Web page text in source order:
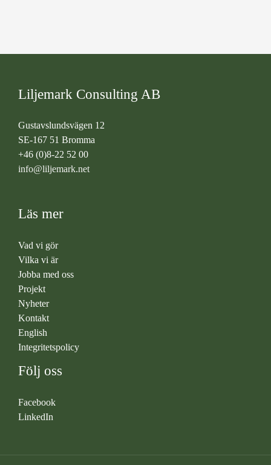
Liljemark Consulting AB
Gustavslundsvägen 12
SE-167 51 Bromma
+46 (0)8-22 52 00
info@liljemark.net
Läs mer
Vad vi gör
Vilka vi är
Jobba med oss
Projekt
Nyheter
Kontakt
English
Integritetspolicy
Följ oss
Facebook
LinkedIn